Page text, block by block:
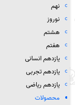
نهم
نوروز
هشتم
هفتم
یازدهم انسانی
یازدهم تجربی
یازدهم ریاضی
محصولات